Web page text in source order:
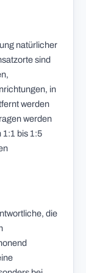
natürlicher
sind
in
werden
werden
1:1 bis 1:5
die